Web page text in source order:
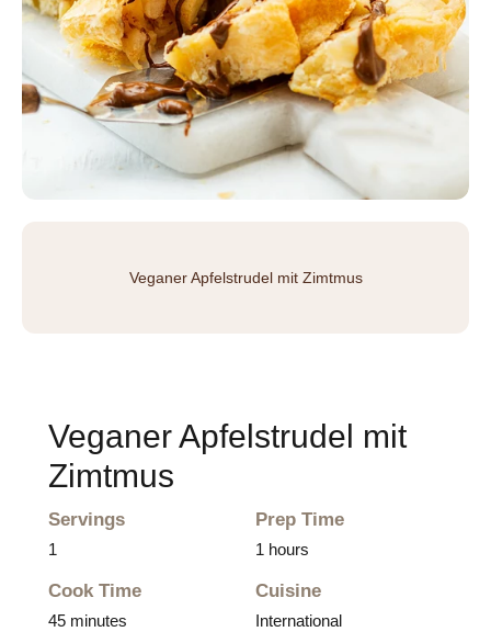
Veganer Apfelstrudel mit Zimtmus
Veganer Apfelstrudel mit
Zimtmus
Servings
1
Prep Time
1 hours
Cook Time
45 minutes
Cuisine
International